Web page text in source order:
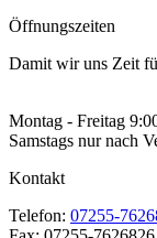
Öffnungszeiten
Damit wir uns Zeit
Montag - Freitag
Samstags nur nach
Kontakt
Telefon: 07255-